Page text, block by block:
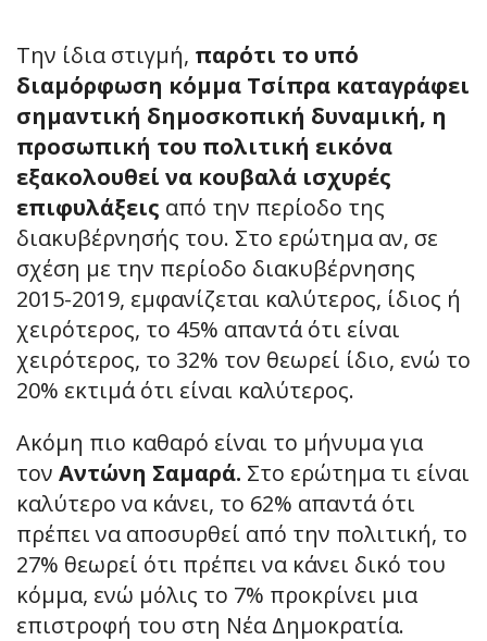
Την ίδια στιγμή, παρότι το υπό
διαμόρφωση κόμμα Τσίπρα καταγράφει
σημαντική δημοσκοπική δυναμική, η
προσωπική του πολιτική εικόνα
εξακολουθεί να κουβαλά ισχυρές
επιφυλάξεις από την περίοδο της
διακυβέρνησής του. Στο ερώτημα αν, σε
σχέση με την περίοδο διακυβέρνησης
2015-2019, εμφανίζεται καλύτερος, ίδιος ή
χειρότερος, το 45% απαντά ότι είναι
χειρότερος, το 32% τον θεωρεί ίδιο, ενώ το
20% εκτιμά ότι είναι καλύτερος.
Ακόμη πιο καθαρό είναι το μήνυμα για
τον Αντώνη Σαμαρά. Στο ερώτημα τι είναι
καλύτερο να κάνει, το 62% απαντά ότι
πρέπει να αποσυρθεί από την πολιτική, το
27% θεωρεί ότι πρέπει να κάνει δικό του
κόμμα, ενώ μόλις το 7% προκρίνει μια
επιστροφή του στη Νέα Δημοκρατία.